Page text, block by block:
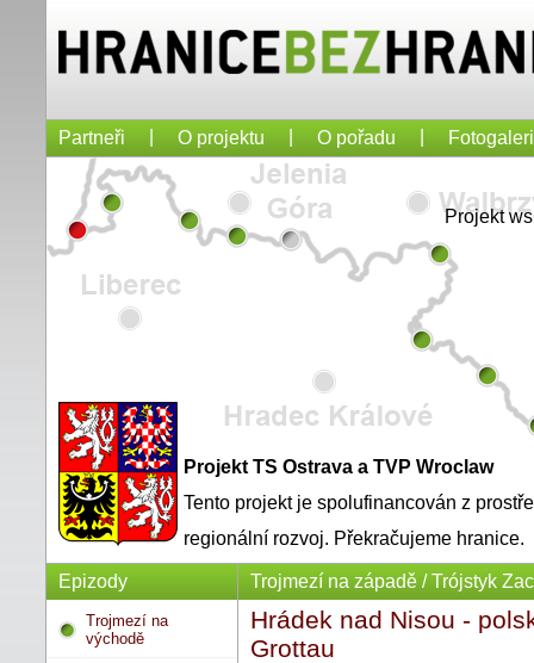
Partneři O projektu O pořadu
Projekt
Projekt TS Ostrava a TVP Wroclaw
Tento projekt je spolufinancován z
regionální rozvoj. Překračujeme hranice.
Epizody
Trojmezí na
východě
Trojmezí na západě / Trójstyk
Hrádek nad Nisou -
Grottau